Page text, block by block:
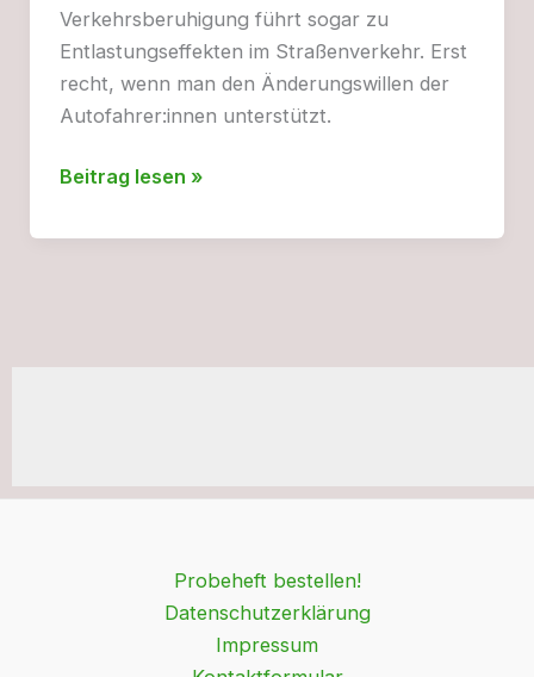
Verkehrsberuhigung führt sogar zu
Entlastungseffekten im Straßenverkehr. Erst
recht, wenn man den Änderungswillen der
Autofahrer:innen unterstützt.
Weniger
wagen
Beitrag lesen »
Probeheft bestellen!
Datenschutzerklärung
Impressum